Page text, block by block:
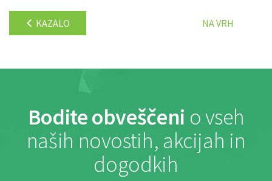
KAZALO NA VRH
Bodite obveščeni o vseh
naših novostih, akcijah in
dogodkih